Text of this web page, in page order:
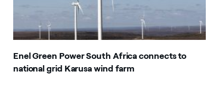
Enel Green Power South Africa connects to
national grid Karusa wind farm